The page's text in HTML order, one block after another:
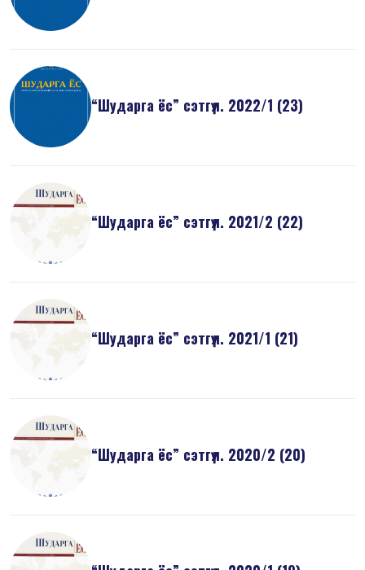
“Шударга ёс” сэтгүүл. 2022/1 (23)
“Шударга ёс” сэтгүүл. 2021/2 (22)
“Шударга ёс” сэтгүүл. 2021/1 (21)
“Шударга ёс” сэтгүүл. 2020/2 (20)